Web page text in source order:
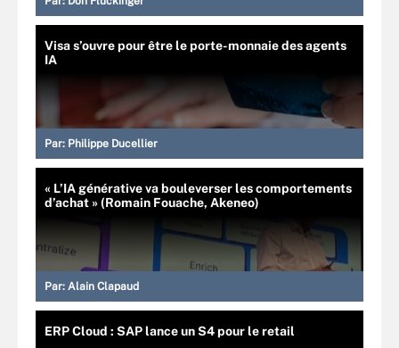
Visa s’ouvre pour être le porte-monnaie des agents
IA
Par: Philippe Ducellier
« L’IA générative va bouleverser les comportements
d’achat » (Romain Fouache, Akeneo)
Par: Alain Clapaud
ERP Cloud : SAP lance un S4 pour le retail